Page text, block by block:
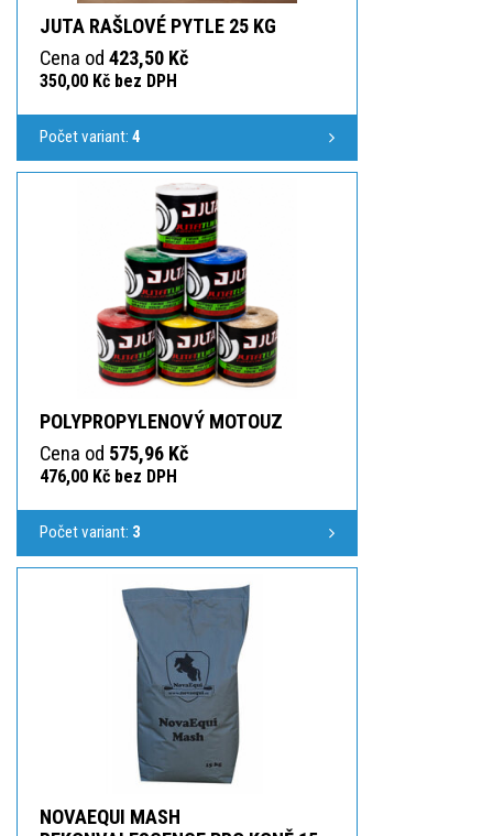
JUTA RAŠLOVÉ PYTLE 25 KG
Cena od 423,50 Kč
350,00 Kč bez DPH
Počet variant: 4
POLYPROPYLENOVÝ MOTOUZ
Cena od 575,96 Kč
476,00 Kč bez DPH
Počet variant: 3
NOVAEQUI MASH